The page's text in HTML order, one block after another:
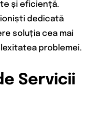
și eficiență.
dedicată
soluția cea mai
problemei.
Servicii